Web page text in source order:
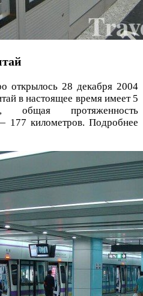
открылось 28 декабря 2004
в настоящее время имеет 5
протяженность
177 километров. Подробнее